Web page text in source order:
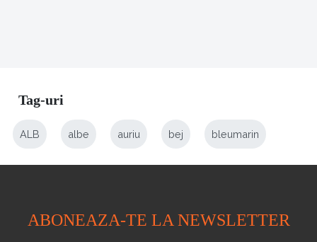
Tag-uri
ALB albe auriu bej bleumarin
ABONEAZA-TE LA NEWSLETTER